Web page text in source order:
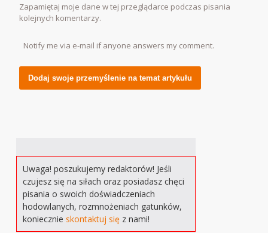
Zapamiętaj moje dane w tej przeglądarce podczas pisania
kolejnych komentarzy.
Notify me via e-mail if anyone answers my comment.
Uwaga! poszukujemy redaktorów! Jeśli
czujesz się na siłach oraz posiadasz chęci
pisania o swoich doświadczeniach
hodowlanych, rozmnożeniach gatunków,
koniecznieskontaktuj się z nami!